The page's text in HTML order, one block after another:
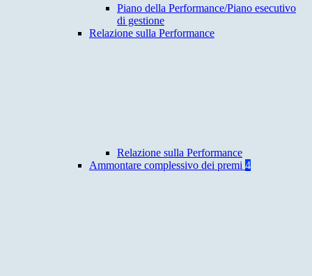
Piano della Performance/Piano esecutivo
di gestione
Relazione sulla Performance
Relazione sulla Performance
Ammontare complessivo dei premi 4